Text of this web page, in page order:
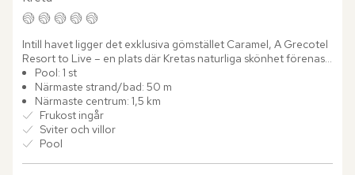
Intill havet ligger det exklusiva gömstället Caramel, A Grecotel
Resort to Live – en plats där Kretas naturliga skönhet förenas
med stilfull finess. Omgivet av frodiga gräsmattor...
Pool: 1 st
Närmaste strand/bad: 50 m
Närmaste centrum: 1,5 km
Frukost ingår
Sviter och villor
Pool